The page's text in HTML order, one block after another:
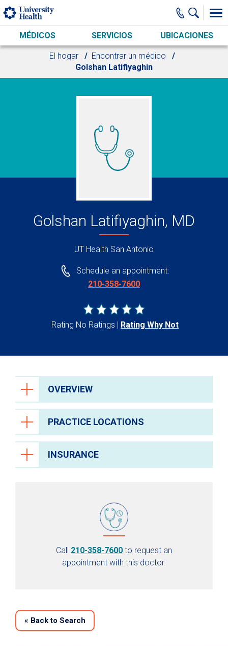
Skip to main content
MÉDICOS SERVICIOS UBICACIONES
El hogar
Encontrar un médico
Golshan Latifiyaghin
Golshan Latifiyaghin, MD
UT Health San Antonio
Schedule an appointment:
210-358-7600
Rating No Ratings Rating Why Not
OVERVIEW
PRACTICE LOCATIONS
INSURANCE
Call 210-358-7600 to request an
appointment with this doctor.
« Back to Search